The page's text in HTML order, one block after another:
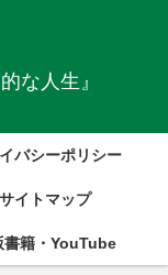
な人生』
バシーポリシー
サイトマップ
書籍・YouTube